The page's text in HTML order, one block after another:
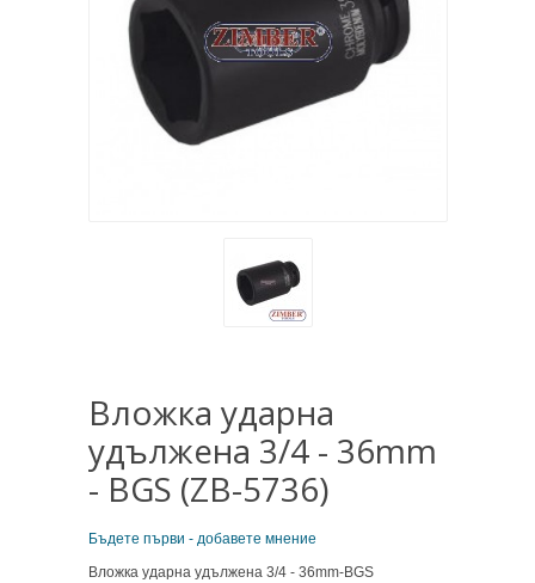
Вложка ударна
удължена 3/4 - 36mm
- BGS (ZB-5736)
Бъдете първи - добавете мнение
Вложка ударна удължена 3/4 - 36mm-BGS